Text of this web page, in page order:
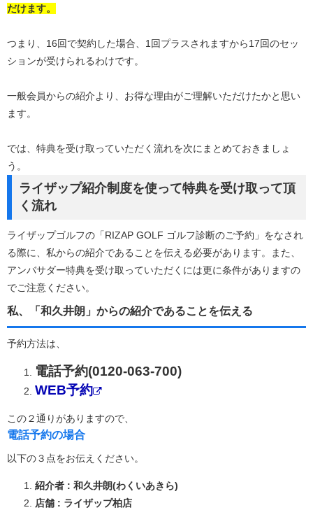
だけます。
つまり、16回で契約した場合、1回プラスされますから17回のセッ
ションが受けられるわけです。
一般会員からの紹介より、お得な理由がご理解いただけたかと思い
ます。
では、特典を受け取っていただく流れを次にまとめておきましょ
う。
ライザップ紹介制度を使って特典を受け取って頂
く流れ
ライザップゴルフの「RIZAP GOLF ゴルフ診断のご予約」をなされ
る際に、私からの紹介であることを伝える必要があります。また、
アンバサダー特典を受け取っていただくには更に条件がありますの
でご注意ください。
私、「和久井朗」からの紹介であることを伝える
予約方法は、
電話予約(0120-063-700)
WEB予約
この２通りがありますので、
電話予約の場合
以下の３点をお伝えください。
紹介者 : 和久井朗(わくいあきら)
店舗 : ライザップ柏店